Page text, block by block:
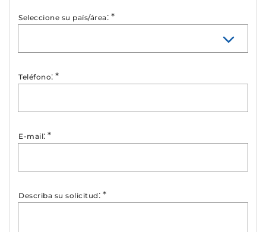
Seleccione su país/área: *
Teléfono: *
E-mail: *
Describa su solicitud : *